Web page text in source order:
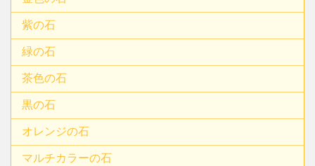
紫の石
緑の石
茶色の石
黒の石
オレンジの石
マルチカラーの石